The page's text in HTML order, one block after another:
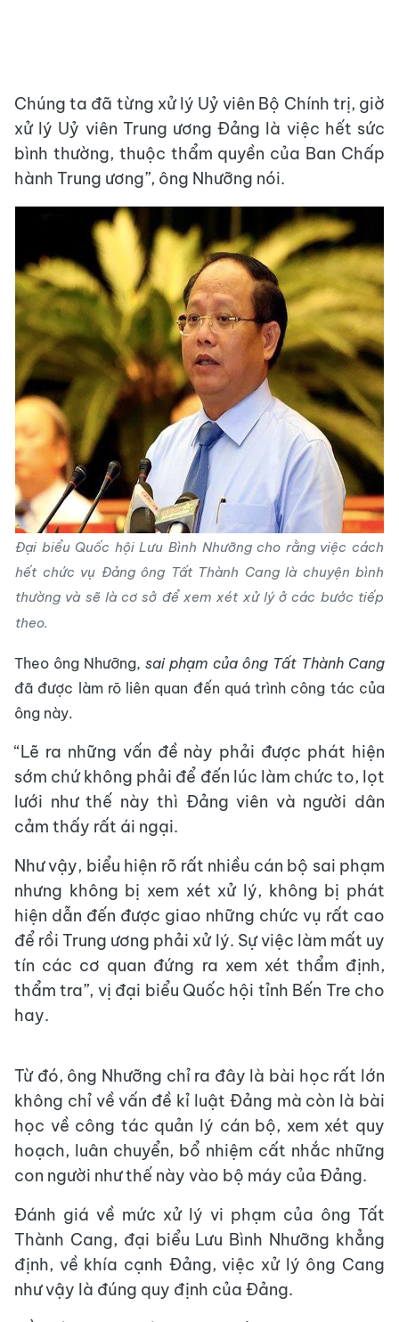
Chúng ta đã từng xử lý Uỷ viên Bộ Chính trị, giờ
xử lý Uỷ viên Trung ương Đảng là việc hết sức
bình thường, thuộc thẩm quyền của Ban Chấp
hành Trung ương”, ông Nhưỡng nói.
Đại biểu Quốc hội Lưu Bình Nhưỡng cho rằng việc cách
hết chức vụ Đảng ông Tất Thành Cang là chuyện bình
thường và sẽ là cơ sở để xem xét xử lý ở các bước tiếp
theo.
Theo ông Nhưỡng, sai phạm của ông Tất Thành Cang
đã được làm rõ liên quan đến quá trình công tác của
ông này.
“Lẽ ra những vấn đề này phải được phát hiện
sớm chứ không phải để đến lúc làm chức to, lọt
lưới như thế này thì Đảng viên và người dân
cảm thấy rất ái ngại.
Như vậy, biểu hiện rõ rất nhiều cán bộ sai phạm
nhưng không bị xem xét xử lý, không bị phát
hiện dẫn đến được giao những chức vụ rất cao
để rồi Trung ương phải xử lý. Sự việc làm mất uy
tín các cơ quan đứng ra xem xét thẩm định,
thẩm tra”, vị đại biểu Quốc hội tỉnh Bến Tre cho
hay.
Từ đó, ông Nhưỡng chỉ ra đây là bài học rất lớn
không chỉ về vấn đề kỉ luật Đảng mà còn là bài
học về công tác quản lý cán bộ, xem xét quy
hoạch, luân chuyển, bổ nhiệm cất nhắc những
con người như thế này vào bộ máy của Đảng.
Đánh giá về mức xử lý vi phạm của ông Tất
Thành Cang, đại biểu Lưu Bình Nhưỡng khẳng
định, về khía cạnh Đảng, việc xử lý ông Cang
như vậy là đúng quy định của Đảng.